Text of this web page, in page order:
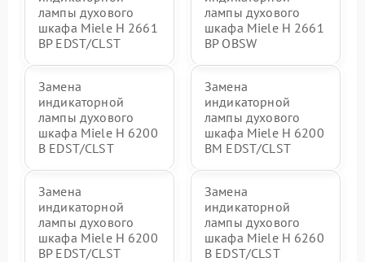
лампы духового
шкафа Miele H 2661
BP EDST/CLST
лампы духового
шкафа Miele H 2661
BP OBSW
Замена
индикаторной
лампы духового
шкафа Miele H 6200
B EDST/CLST
Замена
индикаторной
лампы духового
шкафа Miele H 6200
BM EDST/CLST
Замена
индикаторной
лампы духового
шкафа Miele H 6200
BP EDST/CLST
Замена
индикаторной
лампы духового
шкафа Miele H 6260
B EDST/CLST